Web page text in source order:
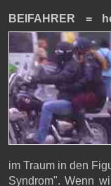
BEIFAHRER =
im Traum in den
Syndrom". Wenn